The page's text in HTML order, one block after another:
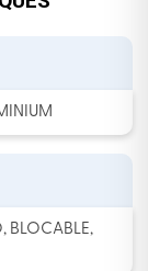
BLOCABLE,